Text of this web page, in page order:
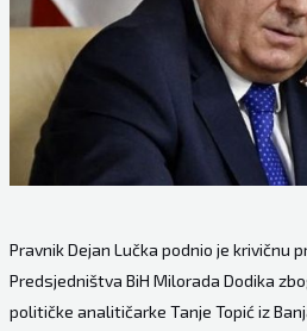
Pravnik Dejan Lučka podnio je krivičnu
Predsjedništva BiH Milorada Dodika
političke analitičarke Tanje Topić iz